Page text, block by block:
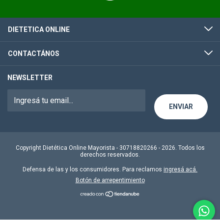
DIETETICA ONLINE
CONTACTÁNOS
NEWSLETTER
Copyright Dietética Online Mayorista - 30718820266 - 2026. Todos los
derechos reservados.
Defensa de las y los consumidores. Para reclamos ingresá acá.
Botón de arrepentimiento